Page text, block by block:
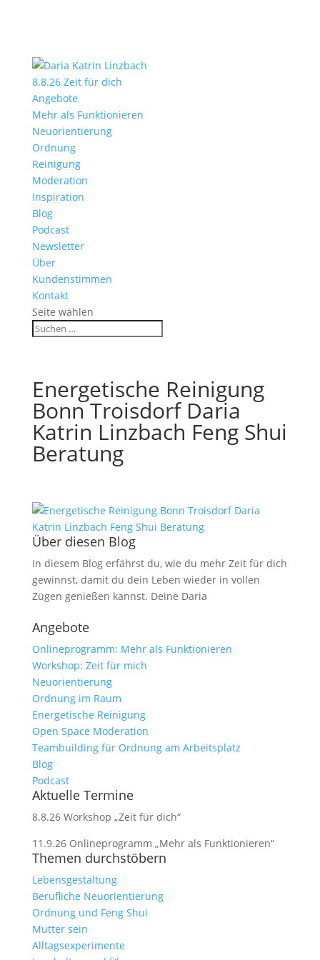
8.8.26 Zeit für dich
Angebote
Mehr als Funktionieren
Neuorientierung
Ordnung
Reinigung
Moderation
Inspiration
Blog
Podcast
Newsletter
Über
Kundenstimmen
Kontakt
Seite wählen
Energetische Reinigung
Bonn Troisdorf Daria
Katrin Linzbach Feng Shui
Beratung
Über diesen Blog
In diesem Blog erfährst du, wie du mehr Zeit für dich
gewinnst, damit du dein Leben wieder in vollen
Zügen genießen kannst. Deine Daria
Angebote
Onlineprogramm: Mehr als Funktionieren
Workshop: Zeit für mich
Neuorientierung
Ordnung im Raum
Energetische Reinigung
Open Space Moderation
Teambuilding für Ordnung am Arbeitsplatz
Blog
Podcast
Aktuelle Termine
8.8.26 Workshop „Zeit für dich“
11.9.26 Onlineprogramm „Mehr als Funktionieren“
Themen durchstöbern
Lebensgestaltung
Berufliche Neuorientierung
Ordnung und Feng Shui
Mutter sein
Alltagsexperimente